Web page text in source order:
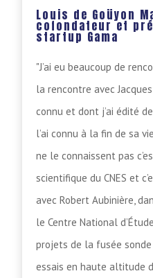
Louis de Goüyon
cofondateur et
startup Gama
"J’ai eu beaucoup de
la rencontre avec
connu et dont j’ai édité
l’ai connu à la fin de sa
ne le connaissent pas
scientifique du CNES et
avec Robert Aubinière,
le Centre National
projets de la fusée sonde
essais en haute altitude